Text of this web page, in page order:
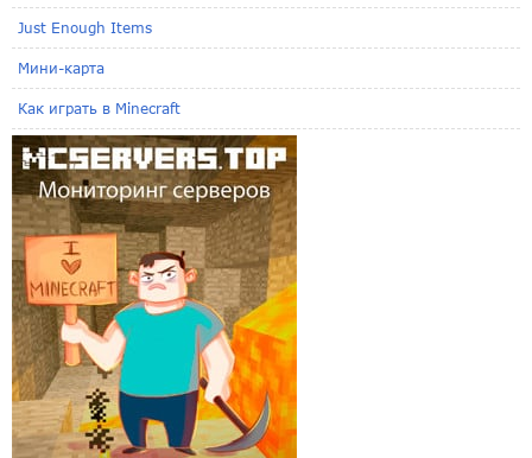
Just Enough Items
Мини-карта
Как играть в Minecraft